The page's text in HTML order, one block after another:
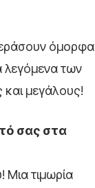
όμορφα
λεγόμενα των
μεγάλους!
σας στα
Μια τιμωρία